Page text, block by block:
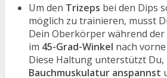
Um den Trizeps bei den Dips
möglich zu trainieren, musst
Dein Oberkörper während
im 45-Grad-Winkel nach
Diese Haltung unterstützt Du,
Bauchmuskulatur anspannst